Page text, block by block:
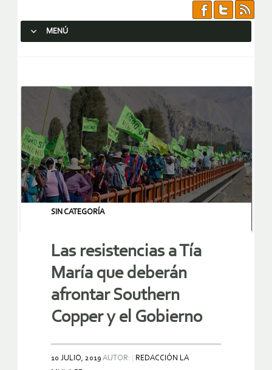
MENÚ
SIN CATEGORÍA
Las resistencias a Tía
María que deberán
afrontar Southern
Copper y el Gobierno
10 JULIO, 2019 AUTOR:
REDACCIÓN LA